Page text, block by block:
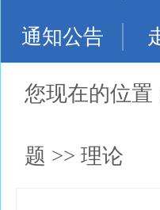
通知公告
您现在的位置
题 >> 理论